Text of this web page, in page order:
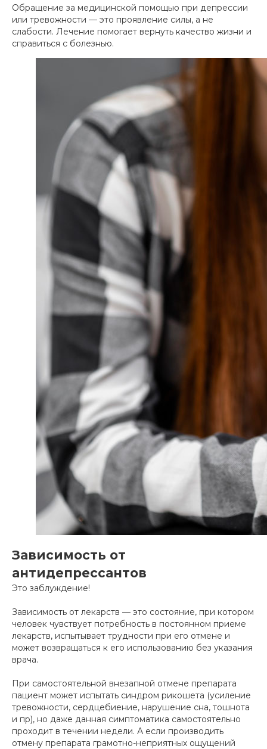
Обращение за медицинской помощью при депрессии
или тревожности — это проявление силы, а не
слабости. Лечение помогает вернуть качество жизни и
справиться с болезнью.
Зависимость от
антидепрессантов
Это заблуждение!
Зависимость от лекарств — это состояние, при котором
человек чувствует потребность в постоянном приеме
лекарств, испытывает трудности при его отмене и
может возвращаться к его использованию без указания
врача.
При самостоятельной внезапной отмене препарата
пациент может испытать синдром рикошета (усиление
тревожности, сердцебиение, нарушение сна, тошнота
и пр), но даже данная симптоматика самостоятельно
проходит в течении недели. А если производить
отмену препарата грамотно-неприятных ощущений